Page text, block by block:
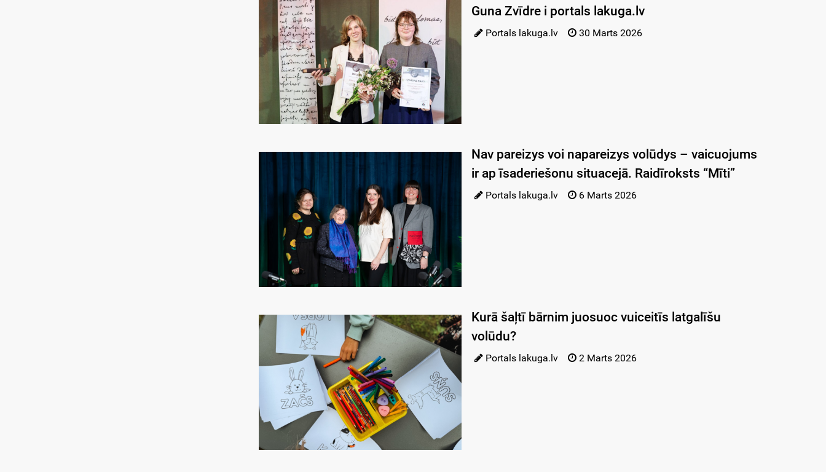
Guna Zvīdre i portals lakuga.lv
Portals lakuga.lv 30 Marts 2026
Nav pareizys voi napareizys volūdys – vaicuojums
ir ap īsaderiešonu situacejā. Raidīroksts “Mīti”
Portals lakuga.lv 6 Marts 2026
Kurā šaļtī bārnim juosuoc vuiceitīs latgalīšu
volūdu?
Portals lakuga.lv 2 Marts 2026